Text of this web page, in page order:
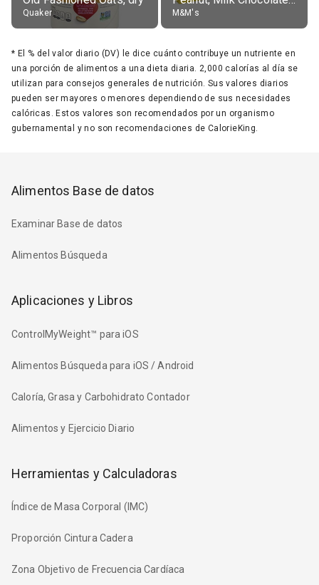
Quaker M&M's
* El % del valor diario (DV) le dice cuánto contribuye un nutriente en
una porción de alimentos a una dieta diaria. 2,000 calorías al día se
utilizan para consejos generales de nutrición. Sus valores diarios
pueden ser mayores o menores dependiendo de sus necesidades
calóricas. Estos valores son recomendados por un organismo
gubernamental y no son recomendaciones de CalorieKing.
Alimentos Base de datos
Examinar Base de datos
Alimentos Búsqueda
Aplicaciones y Libros
ControlMyWeight™ para iOS
Alimentos Búsqueda para iOS / Android
Caloría, Grasa y Carbohidrato Contador
Alimentos y Ejercicio Diario
Herramientas y Calculadoras
Índice de Masa Corporal (IMC)
Proporción Cintura Cadera
Zona Objetivo de Frecuencia Cardíaca